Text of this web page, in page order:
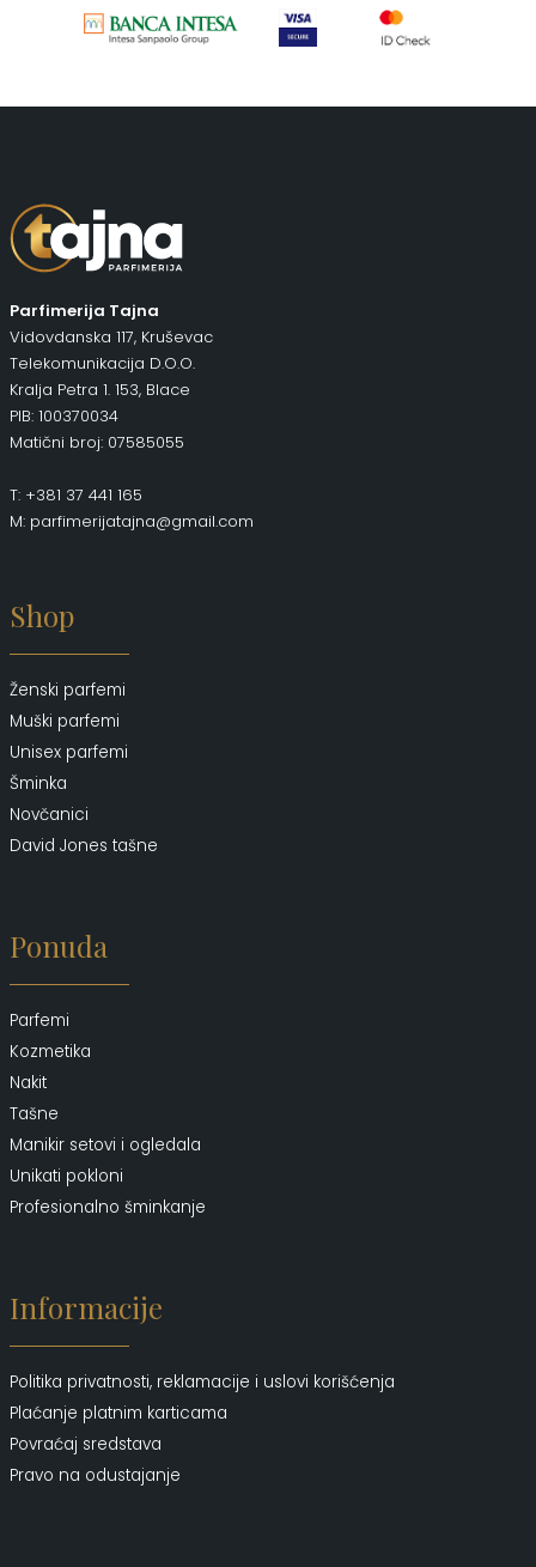
Parfimerija Tajna
Vidovdanska 117, Kruševac
Telekomunikacija D.O.O.
Kralja Petra 1. 153, Blace
PIB: 100370034
Matični broj: 07585055
T: +381 37 441 165
M: parfimerijatajna@gmail.com
Shop
Ženski parfemi
Muški parfemi
Unisex parfemi
Šminka
Novčanici
David Jones tašne
Ponuda
Parfemi
Kozmetika
Nakit
Tašne
Manikir setovi i ogledala
Unikati pokloni
Profesionalno šminkanje
Informacije
Politika privatnosti, reklamacije i uslovi korišćenja
Plaćanje platnim karticama
Povraćaj sredstava
Pravo na odustajanje